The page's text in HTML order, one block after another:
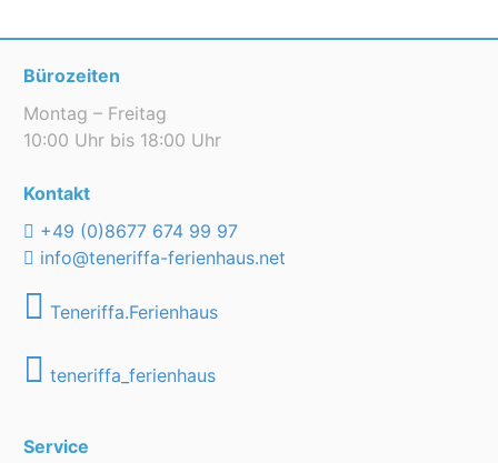
Bürozeiten
Montag – Freitag
10:00 Uhr bis 18:00 Uhr
Kontakt
+49 (0)8677 674 99 97
info@teneriffa-ferienhaus.net
Teneriffa.Ferienhaus
teneriffa_ferienhaus
Service